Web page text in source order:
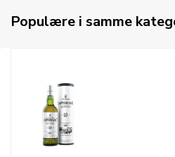
Populære i samme